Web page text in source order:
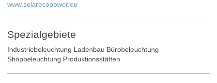
www.solarecopower.eu
Spezialgebiete
Industriebeleuchtung Ladenbau Bürobeleuchtung
Shopbeleuchtung Produktionsstätten